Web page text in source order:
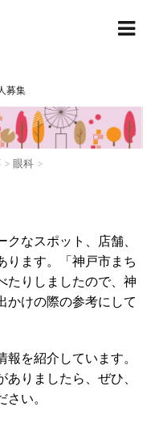
募集
> 眼科 >
なスポット、店舗、
ります。「神戸市まち
たりしましたので、神
かけの際の参考にして
を紹介しています。
りましたら、ぜひ、
い。